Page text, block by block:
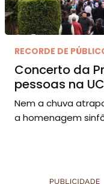
RECORDE DE
Concerto da
pessoas na
Nem a chuva
a homenagem